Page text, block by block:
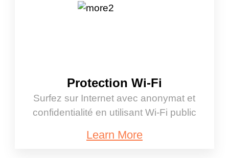
Protection Wi-Fi
Surfez sur Internet avec anonymat et
confidentialité en utilisant Wi-Fi public
Learn More